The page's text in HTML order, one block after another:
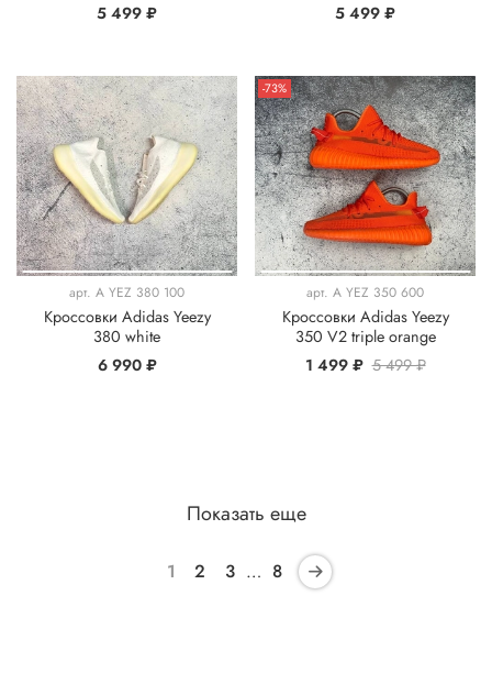
5 499 ₽
5 499 ₽
арт. A YEZ 380 100
Кроссовки Adidas Yeezy
380 white
6 990 ₽
-73%
арт. A YEZ 350 600
Кроссовки Adidas Yeezy
350 V2 triple orange
1 499 ₽ 5 499 ₽
Показать еще
1 2 3 … 8